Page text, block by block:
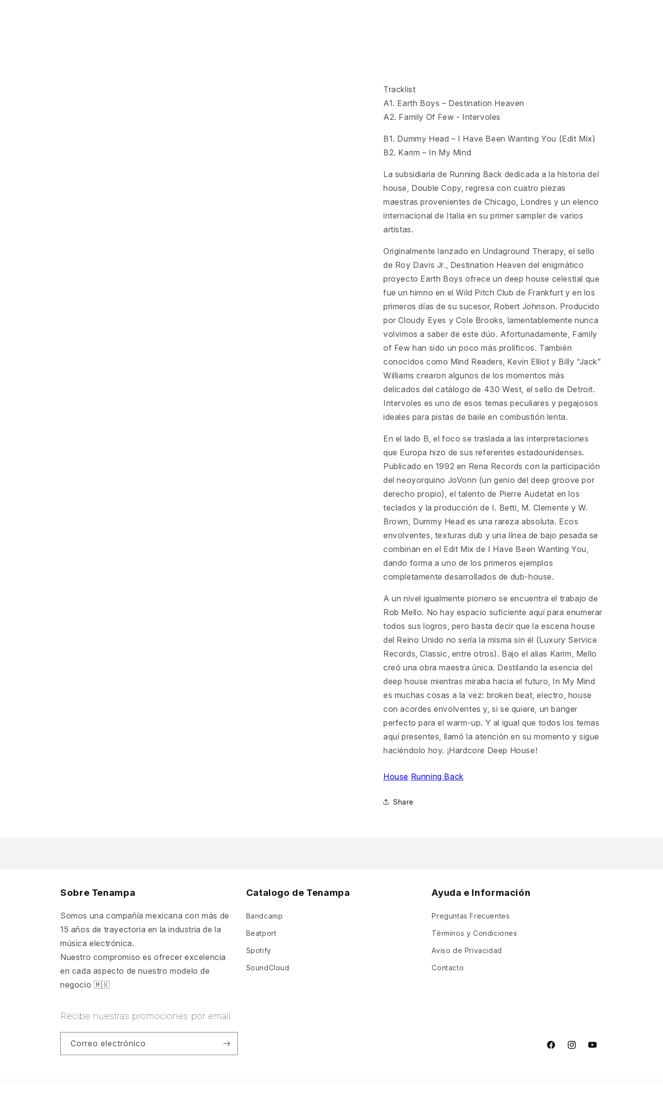
Tracklist
A1. Earth Boys – Destination Heaven
A2. Family Of Few - Intervoles
B1. Dummy Head – I Have Been Wanting You (Edit Mix)
B2. Karim – In My Mind
La subsidiaria de Running Back dedicada a la historia del
house, Double Copy, regresa con cuatro piezas
maestras provenientes de Chicago, Londres y un elenco
internacional de Italia en su primer sampler de varios
artistas.
Originalmente lanzado en Undaground Therapy, el sello
de Roy Davis Jr., Destination Heaven del enigmático
proyecto Earth Boys ofrece un deep house celestial que
fue un himno en el Wild Pitch Club de Frankfurt y en los
primeros días de su sucesor, Robert Johnson. Producido
por Cloudy Eyes y Cole Brooks, lamentablemente nunca
volvimos a saber de este dúo. Afortunadamente, Family
of Few han sido un poco más prolíficos. También
conocidos como Mind Readers, Kevin Elliot y Billy “Jack”
Williams crearon algunos de los momentos más
delicados del catálogo de 430 West, el sello de Detroit.
Intervoles es uno de esos temas peculiares y pegajosos
ideales para pistas de baile en combustión lenta.
En el lado B, el foco se traslada a las interpretaciones
que Europa hizo de sus referentes estadounidenses.
Publicado en 1992 en Rena Records con la participación
del neoyorquino JoVonn (un genio del deep groove por
derecho propio), el talento de Pierre Audetat en los
teclados y la producción de I. Betti, M. Clemente y W.
Brown, Dummy Head es una rareza absoluta. Ecos
envolventes, texturas dub y una línea de bajo pesada se
combinan en el Edit Mix de I Have Been Wanting You,
dando forma a uno de los primeros ejemplos
completamente desarrollados de dub-house.
A un nivel igualmente pionero se encuentra el trabajo de
Rob Mello. No hay espacio suficiente aquí para enumerar
todos sus logros, pero basta decir que la escena house
del Reino Unido no sería la misma sin él (Luxury Service
Records, Classic, entre otros). Bajo el alias Karim, Mello
creó una obra maestra única. Destilando la esencia del
deep house mientras miraba hacia el futuro, In My Mind
es muchas cosas a la vez: broken beat, electro, house
con acordes envolventes y, si se quiere, un banger
perfecto para el warm-up. Y al igual que todos los temas
aquí presentes, llamó la atención en su momento y sigue
haciéndolo hoy. ¡Hardcore Deep House!
House Running Back
Share
Sobre Tenampa
Somos una compañía mexicana con más de
15 años de trayectoria en la industria de la
música electrónica.
Nuestro compromiso es ofrecer excelencia
en cada aspecto de nuestro modelo de
negocio 🇲🇽
Catalogo de Tenampa
Bandcamp
Beatport
Spotify
SoundCloud
Ayuda e Información
Preguntas Frecuentes
Términos y Condiciones
Aviso de Privacidad
Contacto
Recibe nuestras promociones por email.
Correo electrónico
FacebookInstagramYouTube